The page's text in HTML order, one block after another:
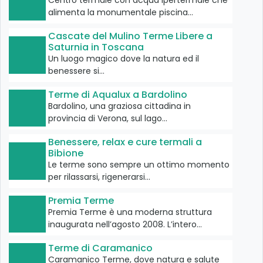
alimenta la monumentale piscina…
Cascate del Mulino Terme Libere a
Saturnia in Toscana
Un luogo magico dove la natura ed il
benessere si…
Terme di Aqualux a Bardolino
Bardolino, una graziosa cittadina in
provincia di Verona, sul lago…
Benessere, relax e cure termali a
Bibione
Le terme sono sempre un ottimo momento
per rilassarsi, rigenerarsi…
Premia Terme
Premia Terme è una moderna struttura
inaugurata nell’agosto 2008. L’intero…
Terme di Caramanico
Caramanico Terme, dove natura e salute